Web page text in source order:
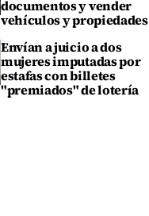
documentos y vender
vehículos y propiedades
Envían a juicio a dos
mujeres imputadas por
estafas con billetes
"premiados" de lotería